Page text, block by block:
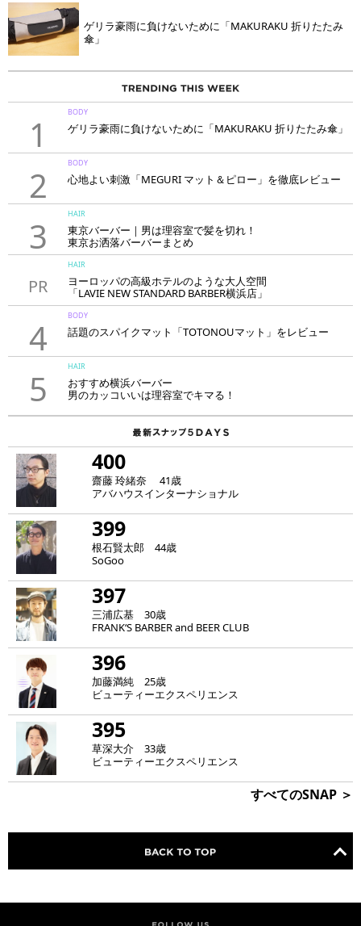
ゲリラ豪雨に負けないために「MAKURAKU 折りたたみ
傘」
1
BODY
ゲリラ豪雨に負けないために「MAKURAKU 折りたたみ傘」
2
BODY
心地よい刺激「MEGURI マット＆ピロー」を徹底レビュー
3
HAIR
東京バーバー｜男は理容室で髪を切れ！
東京お洒落バーバーまとめ
PR
HAIR
ヨーロッパの高級ホテルのような大人空間
「LAVIE NEW STANDARD BARBER横浜店」
4
BODY
話題のスパイクマット「TOTONOUマット」をレビュー
5
HAIR
おすすめ横浜バーバー
男のカッコいいは理容室でキマる！
400
齋藤 玲緒奈 41歳
アバハウスインターナショナル
399
根石賢太郎 44歳
SoGoo
397
三浦広基 30歳
FRANK‘S BARBER and BEER CLUB
396
加藤満純 25歳
ビューティーエクスペリエンス
395
草深大介 33歳
ビューティーエクスペリエンス
すべてのSNAP ＞